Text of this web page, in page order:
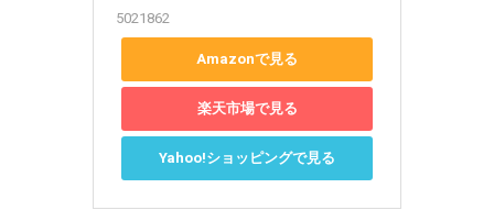
5021862
Amazonで見る
楽天市場で見る
Yahoo!ショッピングで見る